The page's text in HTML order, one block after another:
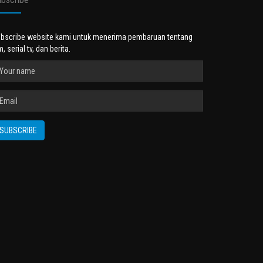
website kami untuk menerima pembaruan tentang
serial tv, dan berita.
SUBSCRIBE